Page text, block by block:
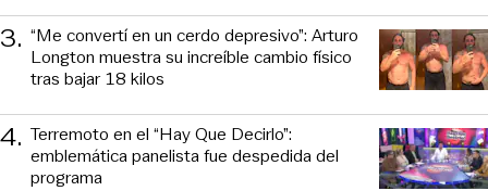
3. “Me convertí en un cerdo depresivo”: Arturo
Longton muestra su increíble cambio físico
tras bajar 18 kilos
4. Terremoto en el “Hay Que Decirlo”:
emblemática panelista fue despedida del
programa